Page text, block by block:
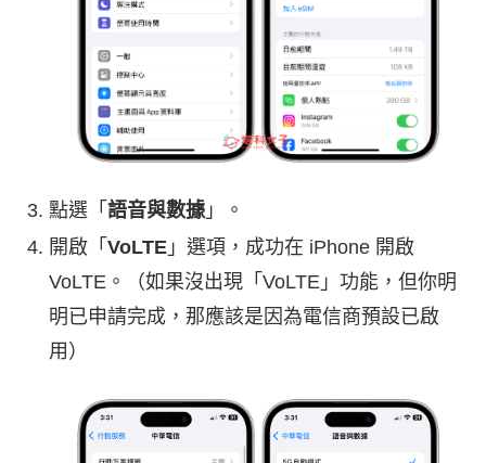
點選「 語音與數據 」。
開啟「 VoLTE 」選項，成功在 iPhone 開啟
VoLTE。（如果沒出現「VoLTE」功能，但你明
明已申請完成，那應該是因為電信商預設已啟
用）